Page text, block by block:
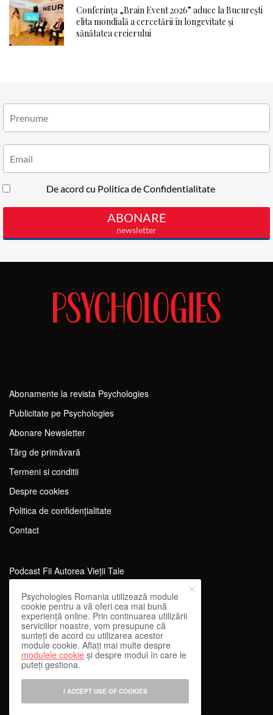
Conferința „Brain Event 2026” aduce la București
elita mondială a cercetării în longevitate și
sănătatea creierului
Abonamente la revista Psychologies
Publicitate pe Psychologies
Abonare Newsletter
Tărg de primăvară
Termeni si conditii
Despre cookies
Politica de confidențialitate
Contact
Podcast Fii Autorea Vieții Tale
Evenimente Fii Autoarea Vieții Tale!
SportEdu
Antrenament Mental pentru Sportivi
Learning Network
WEnough
Reward & Engage
Psychologies Romania utilizează module
cookie pentru a vă oferi cea mai bună
experiență online. Prin continuarea utilizării
serviciilor noastre, vom presupune că
sunteți de acord cu utilizarea acestor
module cookie. Aflați mai multe despre
modulele cookie și despre modul în care le
puteți gestiona.
I ACCEPT USE OF COOKIES